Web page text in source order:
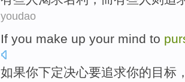
youdao
If you make up your mind to
如果你下定决心要追求你的目标